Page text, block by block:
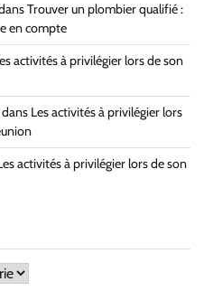
Trouver un plombier qualifié :
en compte
activités à privilégier lors de son
Les activités à privilégier lors
activités à privilégier lors de son